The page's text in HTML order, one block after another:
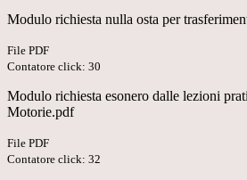
Modulo richiesta nulla osta per
File PDF
Contatore click: 30
Modulo richiesta esonero dalle lezioni
Motorie.pdf
File PDF
Contatore click: 32